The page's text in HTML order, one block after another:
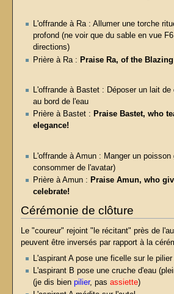
L'offrande à Ra : Allumer une torche
profond (ne voir que du sable en vue
directions)
Prière à Ra : Praise Ra, of the
L'offrande à Bastet : Déposer un lait de
au bord de l'eau
Prière à Bastet : Praise Bastet, who
elegance!
L'offrande à Amun : Manger un
consommer de l'avatar)
Prière à Amun : Praise Amun, who
celebrate!
Cérémonie de clôture
Le "coureur" rejoint "le récitant" près de
peuvent être inversés par rapport à la
L'aspirant A pose une ficelle sur le
L'aspirant B pose une cruche d'eau
(je dis bien pilier, pas assiette)